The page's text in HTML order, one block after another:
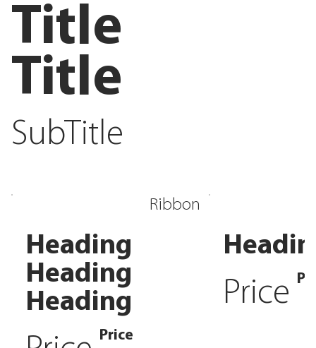
Title
Title
SubTitle
Ribbon
Heading
Heading
Heading
Price
Price